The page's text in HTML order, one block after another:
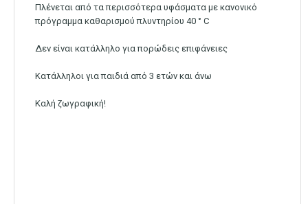
Πλένεται από τα περισσότερα υφάσματα με κανονικό
πρόγραμμα καθαρισμού πλυντηρίου 40 ° C
Δεν είναι κατάλληλο για πορώδεις επιφάνειες
Κατάλληλοι για παιδιά από 3 ετών και άνω
Καλή ζωγραφική!